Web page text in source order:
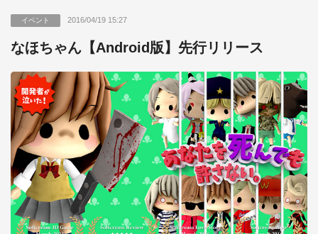
イベント 2016/04/19 15:27
なほちゃん【Android版】先行リリース